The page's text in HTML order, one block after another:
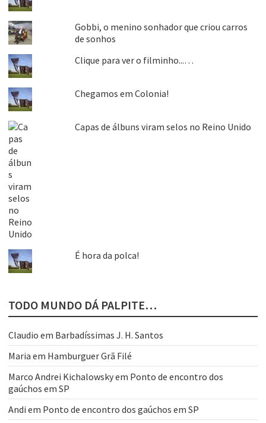
Gobbi, o menino sonhador que criou carros
de sonhos
Clique para ver o filminho...…
Chegamos em Colonia!
Capas de álbuns viram selos no Reino Unido
É hora da polca!
TODO MUNDO DÁ PALPITE…
Claudio em Barbadíssimas J. H. Santos
Maria em Hamburguer Grã Filé
Marco Andrei Kichalowskyem Ponto de encontro dos
gaúchos em SP
Andi em Ponto de encontro dos gaúchos em SP